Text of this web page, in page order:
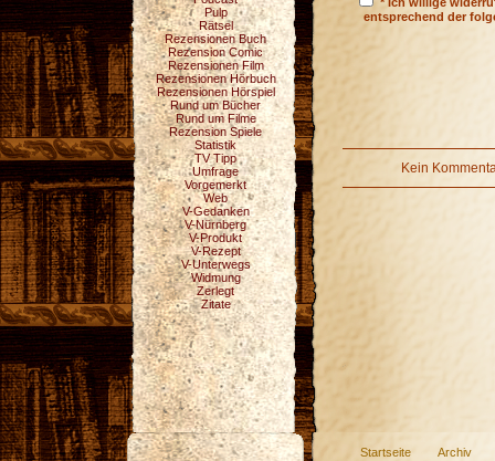
Pulp
Rätsel
Rezensionen Buch
Rezension Comic
Rezensionen Film
Rezensionen Hörbuch
Rezensionen Hörspiel
Rund um Bücher
Rund um Filme
Rezension Spiele
Statistik
TV Tipp
Umfrage
Vorgemerkt
Web
V-Gedanken
V-Nürnberg
V-Produkt
V-Rezept
V-Unterwegs
Widmung
Zerlegt
Zitate
entsprechend der
Kein
Startseite Archiv